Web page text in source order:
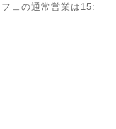
ェの通常営業は15: